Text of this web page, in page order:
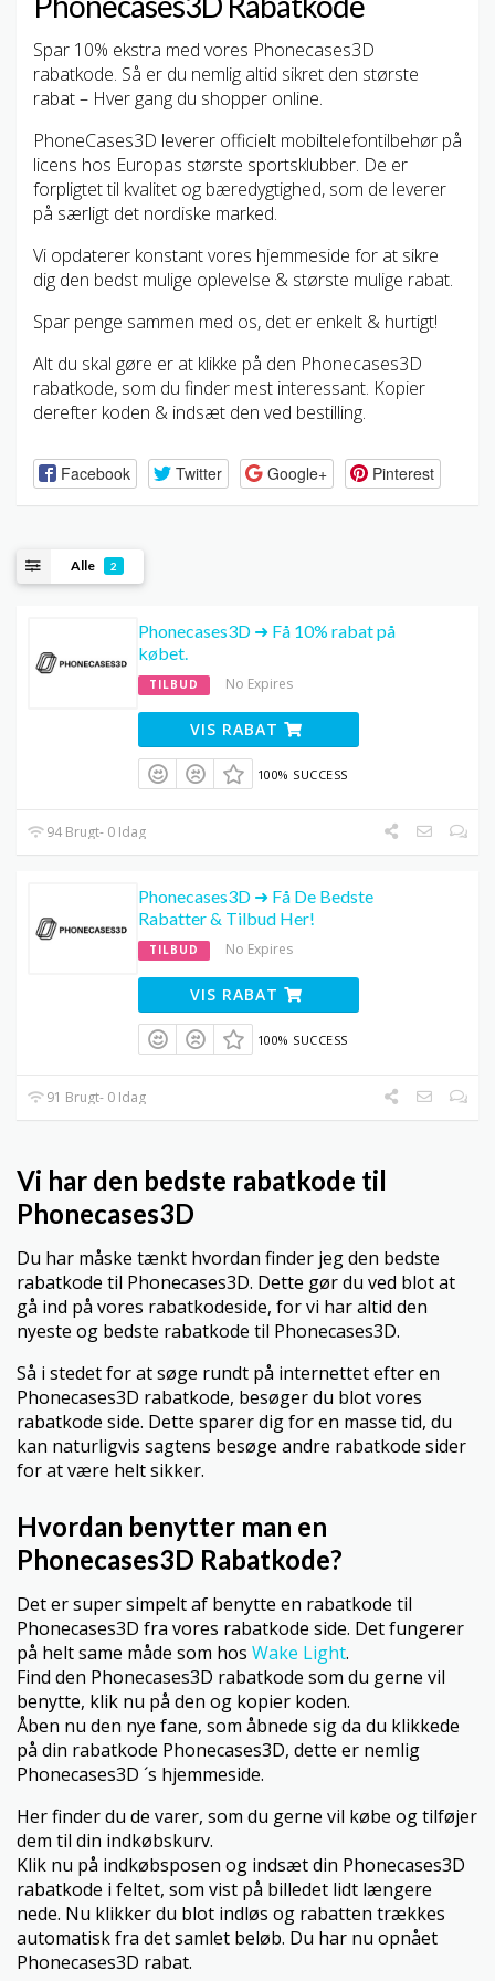
Spar 10% ekstra med vores Phonecases3D
rabatkode. Så er du nemlig altid sikret den største
rabat – Hver gang du shopper online.
PhoneCases3D leverer officielt mobiltelefontilbehør på
licens hos Europas største sportsklubber. De er
forpligtet til kvalitet og bæredygtighed, som de leverer
på særligt det nordiske marked.
Vi opdaterer konstant vores hjemmeside for at sikre
dig den bedst mulige oplevelse & største mulige rabat.
Spar penge sammen med os, det er enkelt & hurtigt!
Alt du skal gøre er at klikke på den Phonecases3D
rabatkode, som du finder mest interessant. Kopier
derefter koden & indsæt den ved bestilling.
Facebook Twitter Google+ Pinterest
Alle 2
Phonecases3D ➜ Få 10% rabat på
købet.
TILBUD No Expires
VIS RABAT
100% SUCCESS
94 Brugt- 0 Idag
Phonecases3D ➜ Få De Bedste
Rabatter & Tilbud Her!
TILBUD No Expires
VIS RABAT
100% SUCCESS
91 Brugt- 0 Idag
Vi har den bedste rabatkode til
Phonecases3D
Du har måske tænkt hvordan finder jeg den bedste
rabatkode til Phonecases3D. Dette gør du ved blot at
gå ind på vores rabatkodeside, for vi har altid den
nyeste og bedste rabatkode til Phonecases3D.
Så i stedet for at søge rundt på internettet efter en
Phonecases3D rabatkode, besøger du blot vores
rabatkode side. Dette sparer dig for en masse tid, du
kan naturligvis sagtens besøge andre rabatkode sider
for at være helt sikker.
Hvordan benytter man en
Phonecases3D Rabatkode?
Det er super simpelt af benytte en rabatkode til
Phonecases3D fra vores rabatkode side. Det fungerer
på helt same måde som hos Wake Light.
Find den Phonecases3D rabatkode som du gerne vil
benytte, klik nu på den og kopier koden.
Åben nu den nye fane, som åbnede sig da du klikkede
på din rabatkode Phonecases3D, dette er nemlig
Phonecases3D ´s hjemmeside.
Her finder du de varer, som du gerne vil købe og tilføjer
dem til din indkøbskurv.
Klik nu på indkøbsposen og indsæt din Phonecases3D
rabatkode i feltet, som vist på billedet lidt længere
nede. Nu klikker du blot indløs og rabatten trækkes
automatisk fra det samlet beløb. Du har nu opnået
Phonecases3D rabat.